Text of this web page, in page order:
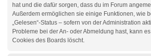
hat und die dafür sorgen, dass du im Forum
Außerdem ermöglichen sie einige Funktionen, wie
„Gelesen“-Status – sofern von der Administration
Probleme bei der An- oder Abmeldung hast, kann
Cookies des Boards löscht.